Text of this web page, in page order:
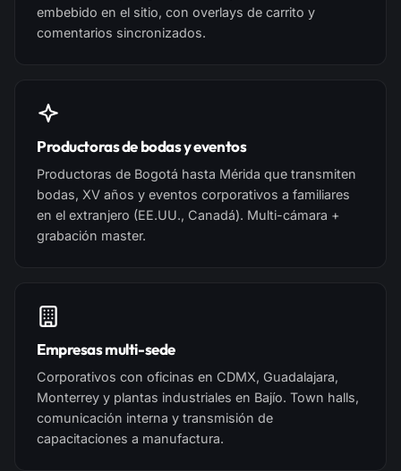
embebido en el sitio, con overlays de carrito y
comentarios sincronizados.
Productoras de bodas y eventos
Productoras de Bogotá hasta Mérida que transmiten
bodas, XV años y eventos corporativos a familiares
en el extranjero (EE.UU., Canadá). Multi-cámara +
grabación master.
Empresas multi-sede
Corporativos con oficinas en CDMX, Guadalajara,
Monterrey y plantas industriales en Bajío. Town halls,
comunicación interna y transmisión de
capacitaciones a manufactura.